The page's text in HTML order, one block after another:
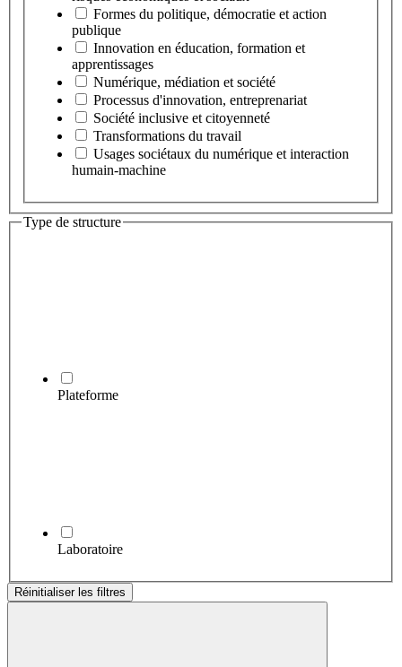
Formes du politique, démocratie et action
publique
Innovation en éducation, formation et
apprentissages
Numérique, médiation et société
Processus d'innovation, entreprenariat
Société inclusive et citoyenneté
Transformations du travail
Usages sociétaux du numérique et interaction
humain-machine
Type de structure
Plateforme
Laboratoire
Réinitialiser les filtres